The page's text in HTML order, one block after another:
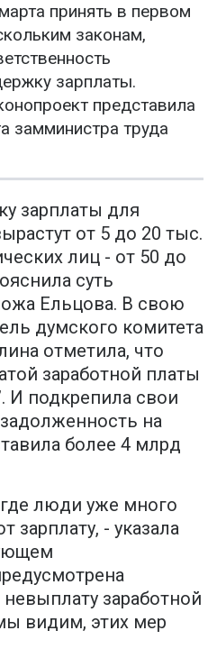
принять в первом
законам,
зарплаты.
представила
замминистра труда
зарплаты для
от 5 до 20 тыс.
лиц - от 50 до
суть
Ельцова. В свою
думского комитета
отметила, что
заработной платы
И подкрепила свои
на
более 4 млрд
люди уже много
зарплату, - указала
заработной
видим, этих мер